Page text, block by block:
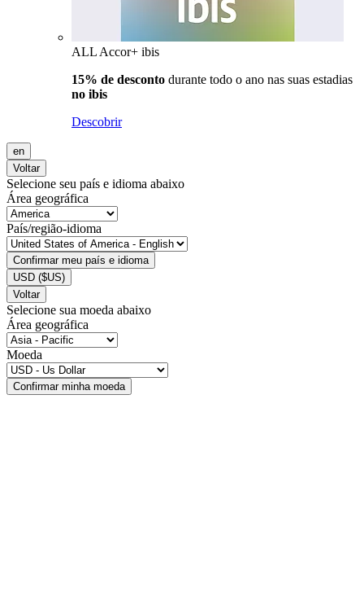
ALL Accor+ ibis
15% de desconto durante todo o ano nas suas estadias
no ibis
Descobrir
en
Voltar
Selecione seu país e idioma abaixo
Área geográfica
País/região-idioma
Confirmar meu país e idioma
USD ($US)
Voltar
Selecione sua moeda abaixo
Área geográfica
Moeda
Confirmar minha moeda